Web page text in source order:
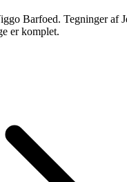
Barfoed. Tegninger af
er komplet.